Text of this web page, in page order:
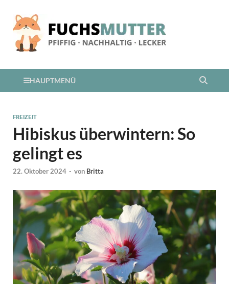
HAUPTMENÜ
FREIZEIT
Hibiskus überwintern: So
gelingt es
22. Oktober 2024 - von Britta